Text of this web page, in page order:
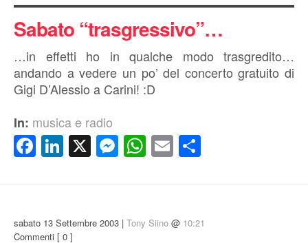
Sabato “trasgressivo”…
…in effetti ho in qualche modo trasgredito…
andando a vedere un po’ del concerto gratuito di
Gigi D’Alessio a Carini! :D
In: musica e radio
Facebook
LinkedIn
X Messenger
WhatsApp
Email
sabato 13 Settembre 2003 | Tony Siino @ 10:21
Commenti [ 0 ]